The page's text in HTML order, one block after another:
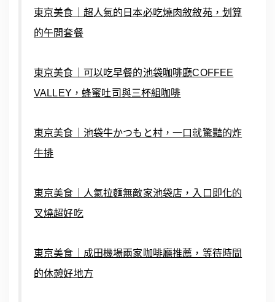
東京美食｜超人氣的日本必吃燒肉敘敘苑，划算
的午間套餐
東京美食｜可以吃早餐的池袋咖啡廳COFFEE
VALLEY，蜂蜜吐司與三杯組咖啡
東京美食｜池袋牛かつもと村，一口就驚豔的炸
牛排
東京美食｜人氣拉麵無敵家池袋店，入口即化的
叉燒超好吃
東京美食｜成田機場兩家咖啡廳推薦，等待時間
的休憩好地方